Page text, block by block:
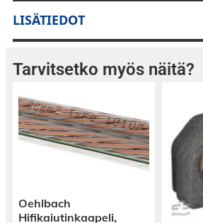
LISÄTIEDOT
Tarvitsetko myös näitä?
Oehlbach
Hifikaiutinkaapeli,